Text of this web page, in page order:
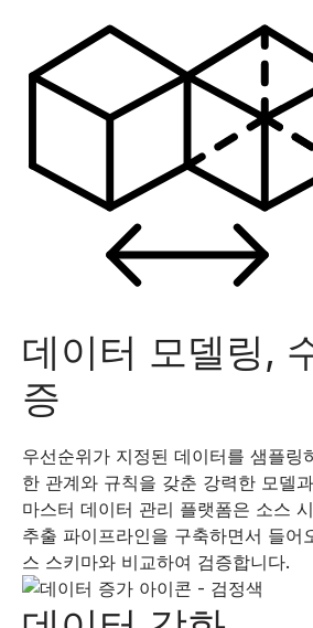
데이터 모델링,
증
우선순위가 지정된 데이터를 샘플링
한 관계와 규칙을 갖춘 강력한 모델
마스터 데이터 관리 플랫폼은 소스
추출 파이프라인을 구축하면서 들어
스 스키마와 비교하여 검증합니다.